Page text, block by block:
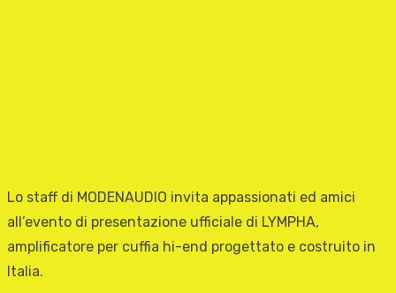
Lo staff di MODENAUDIO invita appassionati ed amici
all’evento di presentazione ufficiale di LYMPHA,
amplificatore per cuffia hi-end progettato e costruito in
Italia.